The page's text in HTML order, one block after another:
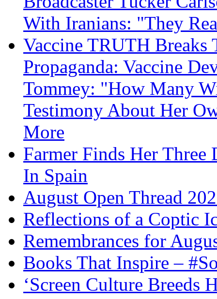
With Iranians: "They
Vaccine TRUTH
Propaganda: Vaccine
Tommey: "How Many
Testimony About Her
More
Farmer Finds Her
In Spain
August Open Thread
Reflections of a Coptic
Remembrances for
Books That Inspire –
‘Screen Culture Breeds